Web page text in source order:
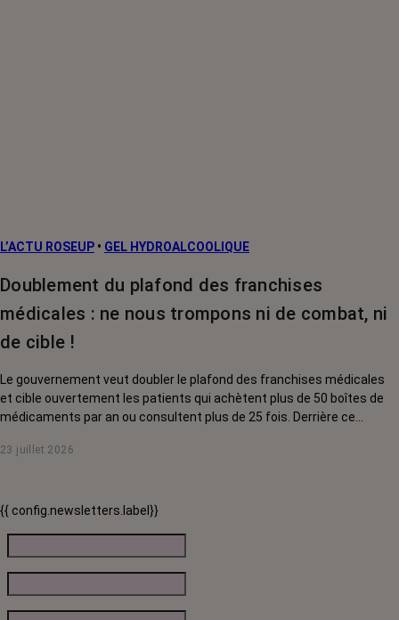
L’ACTU ROSEUP • GEL HYDROALCOOLIQUE
Doublement du plafond des franchises
médicales : ne nous trompons ni de combat, ni
de cible !
Le gouvernement veut doubler le plafond des franchises médicales
et cible ouvertement les patients qui achètent plus de 50 boîtes de
médicaments par an ou consultent plus de 25 fois. Derrière ce
chroniques, et en premier lieu les personnes touchées par un cancer,
23 juillet 2026
{{ config.newsletters.label}}